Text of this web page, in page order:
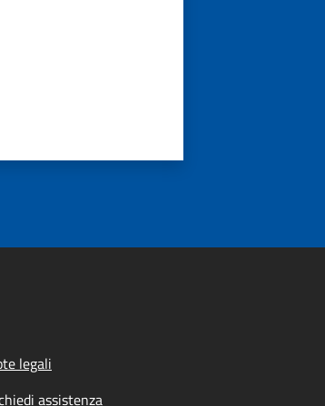
legali
assistenza